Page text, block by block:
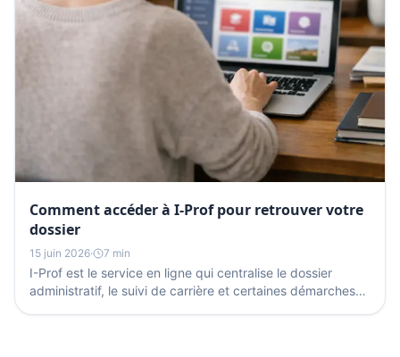
Comment accéder à I-Prof pour retrouver votre
dossier
15 juin 2026· 7 min
I-Prof est le service en ligne qui centralise le dossier
administratif, le suivi de carrière et certaines démarches